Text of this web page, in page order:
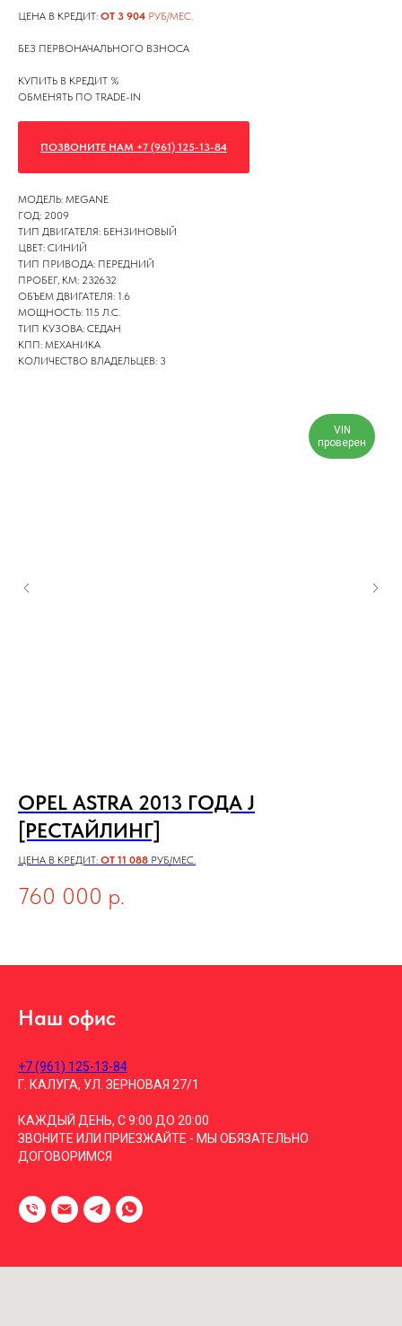
ЦЕНА В КРЕДИТ: ОТ 3 904 РУБ/МЕС.
БЕЗ ПЕРВОНАЧАЛЬНОГО ВЗНОСА
КУПИТЬ В КРЕДИТ %
ОБМЕНЯТЬ ПО TRADE-IN
ПОЗВОНИТЕ НАМ +7 (961) 125-13-84
МОДЕЛЬ: MEGANE
ГОД: 2009
ТИП ДВИГАТЕЛЯ: БЕНЗИНОВЫЙ
ЦВЕТ: СИНИЙ
ТИП ПРИВОДА: ПЕРЕДНИЙ
ПРОБЕГ, КМ: 232632
ОБЪЕМ ДВИГАТЕЛЯ: 1.6
МОЩНОСТЬ: 115 Л.С.
ТИП КУЗОВА: СЕДАН
КПП: МЕХАНИКА
КОЛИЧЕСТВО ВЛАДЕЛЬЦЕВ: 3
VIN
проверен
OPEL ASTRA 2013 ГОДА J
[РЕСТАЙЛИНГ]
ЦЕНА В КРЕДИТ: ОТ 11 088 РУБ/МЕС.
760 000 р.
Наш офис
+7 (961) 125-13-84
Г. КАЛУГА, УЛ. ЗЕРНОВАЯ 27/1
КАЖДЫЙ ДЕНЬ, С 9:00 ДО 20:00
ЗВОНИТЕ ИЛИ ПРИЕЗЖАЙТЕ - МЫ ОБЯЗАТЕЛЬНО
ДОГОВОРИМСЯ